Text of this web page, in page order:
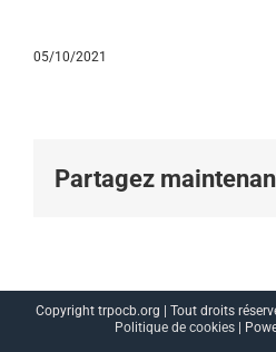
05/10/2021
Partagez
Copyright trpocb.org | Tout droits
Politique de cookies|